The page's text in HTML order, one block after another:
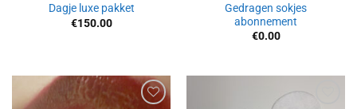
Dagje luxe pakket
€150.00
Gedragen sokjes
abonnement
€0.00